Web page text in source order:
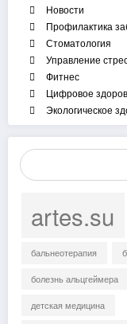
Новости
Профилактика
Стоматология
Управление
Фитнес
Цифровое
Экологическое
artes.su
бальнеотерапия
болезнь альцгеймера
детская медицина